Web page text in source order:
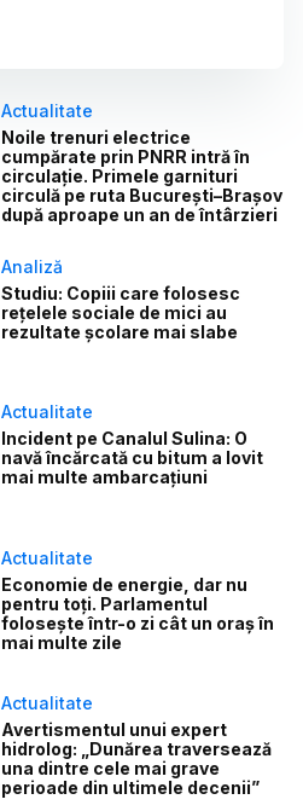
Actualitate
Noile trenuri electrice
cumpărate prin PNRR intră în
circulație. Primele garnituri
circulă pe ruta București–Brașov
după aproape un an de întârzieri
Analiză
Studiu: Copiii care folosesc
rețelele sociale de mici au
rezultate școlare mai slabe
Actualitate
Incident pe Canalul Sulina: O
navă încărcată cu bitum a lovit
mai multe ambarcațiuni
Actualitate
Economie de energie, dar nu
pentru toți. Parlamentul
folosește într-o zi cât un oraș în
mai multe zile
Actualitate
Avertismentul unui expert
hidrolog: „Dunărea traversează
una dintre cele mai grave
perioade din ultimele decenii”